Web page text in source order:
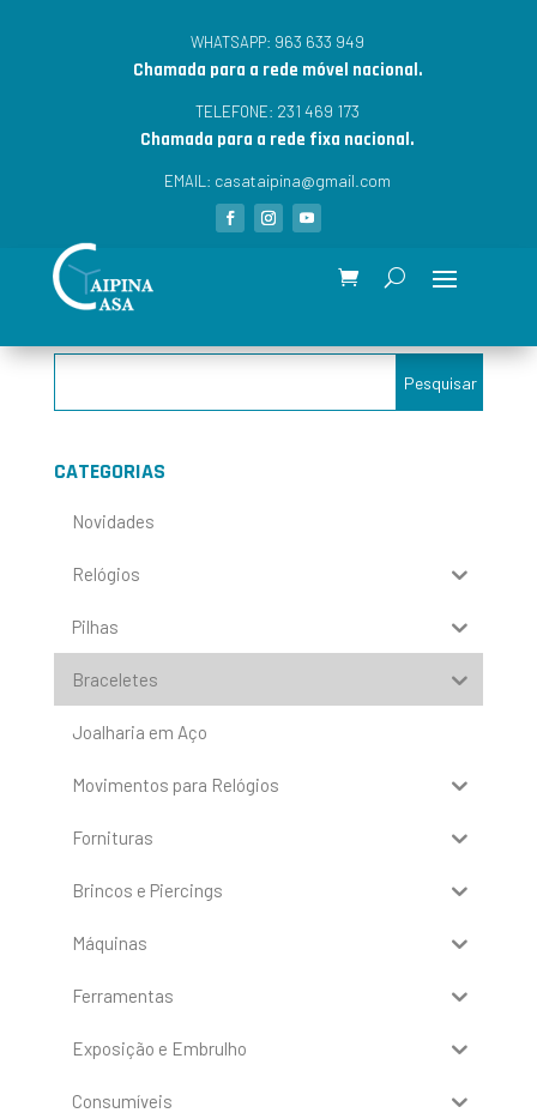
WHATSAPP: 963 633 949
Chamada para a rede móvel nacional.
TELEFONE: 231 469 173
Chamada para a rede fixa nacional.
EMAIL: casataipina@gmail.com
CATEGORIAS
Novidades
Relógios
Pilhas
Braceletes
Joalharia em Aço
Movimentos para Relógios
Fornituras
Brincos e Piercings
Máquinas
Ferramentas
Exposição e Embrulho
Consumíveis